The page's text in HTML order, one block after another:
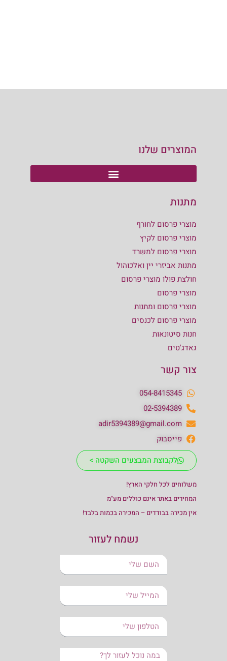
המוצרים שלנו
מתנות
מוצרי פרסום לחורף
מוצרי פרסום לקיץ
מוצרי פרסום למשרד
מתנות אביזרי יין ואלכוהול
חולצת פולו מוצרי פרסום
מוצרי פרסום
מוצרי פרסום ומתנות
מוצרי פרסום לכנסים
חנות סיטונאות
גאדג'טים
צור קשר
054-8415345
02-5394389
adir5394389@gmail.com
פייסבוק
לקבוצת המבצעים השקטה >
משלוחים לכל חלקי הארץ!
המחירים באתר אינם כוללים מע"מ
אין מכירה בבודדים – המכירה בכמות בלבד!
נשמח לעזור